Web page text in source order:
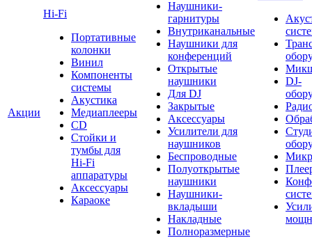
Акции
Hi-Fi
Портативные
колонки
Винил
Компоненты
системы
Акустика
Медиаплееры
CD
Стойки и
тумбы для
Hi-Fi
аппаратуры
Аксессуары
Караоке
Наушники-
гарнитуры
Внутриканальные
Наушники для
конференций
Открытые
наушники
Для DJ
Закрытые
Аксессуары
Усилители для
наушников
Беспроводные
Полуоткрытые
наушники
Наушники-
вкладыши
Накладные
Полноразмерные
DJ-